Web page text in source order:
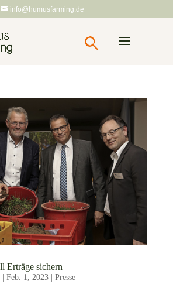
info@humusfarming.de
Erträge sichern
| Feb. 1, 2023| Presse